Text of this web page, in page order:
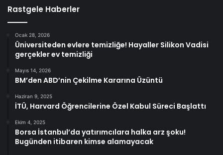
Rastgele Haberler
Ocak 28, 2026
Üniversiteden evlere temizliğe! Hayaller Silikon Vadisi
gerçekler ev temizliği
Mayıs 14, 2026
BM’den ABD’nin Çekilme Kararına Üzüntü
Haziran 9, 2025
İTÜ, Harvard Öğrencilerine Özel Kabul Süreci Başlattı
Ekim 4, 2025
Borsa İstanbul’da yatırımcılara halka arz şoku!
Bugünden itibaren kimse alamayacak